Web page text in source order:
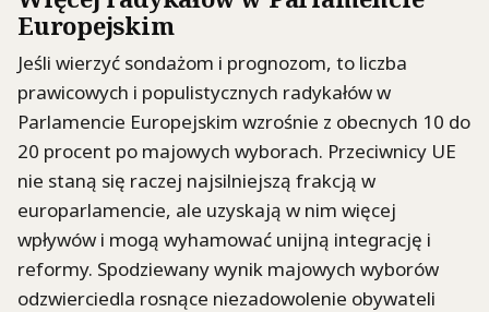
Europejskim
Jeśli wierzyć sondażom i prognozom, to liczba
prawicowych i populistycznych radykałów w
Parlamencie Europejskim wzrośnie z obecnych 10 do
20 procent po majowych wyborach. Przeciwnicy UE
nie staną się raczej najsilniejszą frakcją w
europarlamencie, ale uzyskają w nim więcej
wpływów i mogą wyhamować unijną integrację i
reformy. Spodziewany wynik majowych wyborów
odzwierciedla rosnące niezadowolenie obywateli